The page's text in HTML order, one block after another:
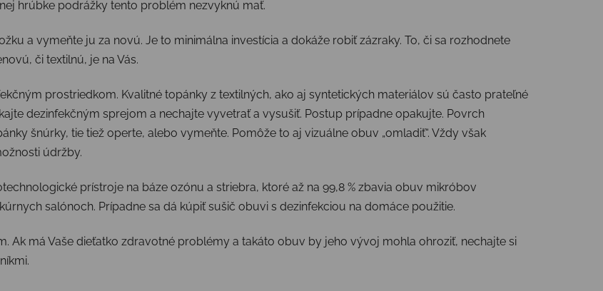
hrúbke podrážky tento problém nezvyknú mať.
a vymeňte ju za novú. Je to minimálna investícia a dokáže robiť zázraky. To, či sa rozhodnete
či textilnú, je na Vás.
prostriedkom. Kvalitné topánky z textilných, ako aj syntetických materiálov sú často prateľné
dezinfekčným sprejom a nechajte vyvetrať a vysušiť. Postup prípadne opakujte. Povrch
šnúrky, tie tiež operte, alebo vymeňte. Pomôže to aj vizuálne obuv „omladiť“. Vždy však
údržby.
prístroje na báze ozónu a striebra, ktoré až na 99,8 % zbavia obuv mikróbov
salónoch. Prípadne sa dá kúpiť sušič obuvi s dezinfekciou na domáce použitie.
Ak má Vaše dieťatko zdravotné problémy a takáto obuv by jeho vývoj mohla ohroziť, nechajte si